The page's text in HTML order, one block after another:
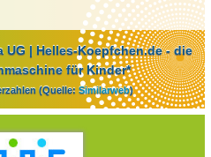
UG | Helles-Koepfchen.de - die
für Kinder*
(Quelle: Similarweb)